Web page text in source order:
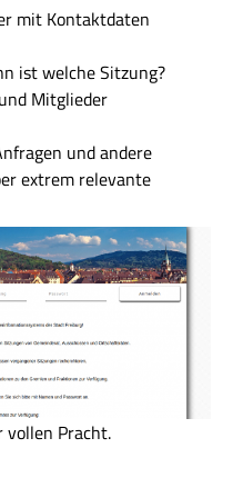
mit Kontaktdaten
ist welche Sitzung?
Mitglieder
und andere
extrem relevante
vollen Pracht.